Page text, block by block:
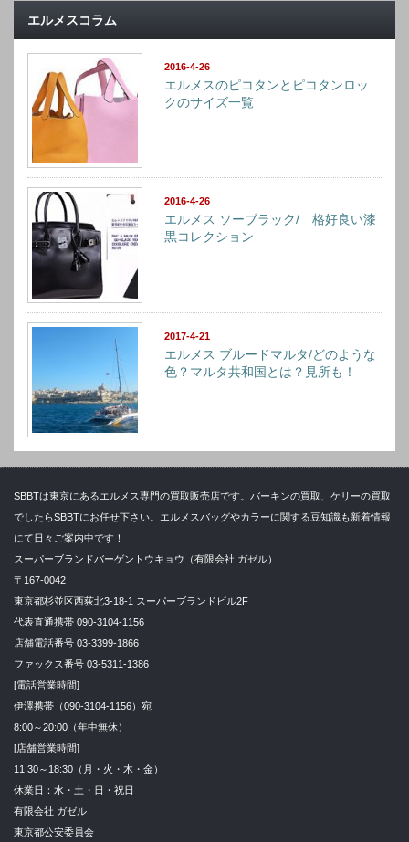
エルメスコラム
2016-4-26
エルメスのピコタンとピコタンロッ
クのサイズ一覧
2016-4-26
エルメス ソーブラック/ 格好良い漆
黒コレクション
2017-4-21
エルメス ブルードマルタ/どのような
色？マルタ共和国とは？見所も！
SBBTは東京にあるエルメス専門の買取販売店です。バーキンの買取、ケリーの買取
でしたらSBBTにお任せ下さい。エルメスバッグやカラーに関する豆知識も新着情報
にて日々ご案内中です！
スーパーブランドバーゲントウキョウ（有限会社 ガゼル）
〒167-0042
東京都杉並区西荻北3-18-1 スーパーブランドビル2F
代表直通携帯 090-3104-1156
店舗電話番号 03-3399-1866
ファックス番号 03-5311-1386
[電話営業時間]
伊澤携帯（090-3104-1156）宛
8:00～20:00（年中無休）
[店舗営業時間]
11:30～18:30（月・火・木・金）
休業日：水・土・日・祝日
有限会社 ガゼル
東京都公安委員会